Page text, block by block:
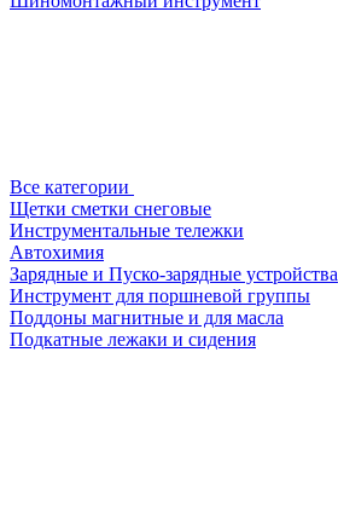
Все категории
Щетки сметки снеговые
Инструментальные тележки
Автохимия
Зарядные и Пуско-зарядные устройства
Инструмент для поршневой группы
Поддоны магнитные и для масла
Подкатные лежаки и сидения